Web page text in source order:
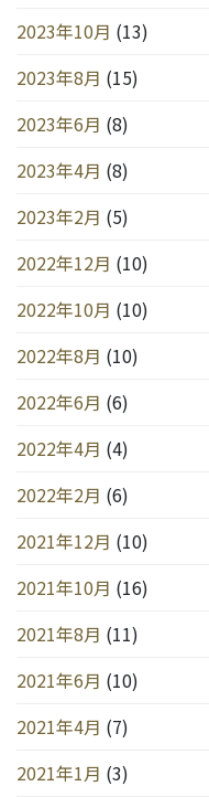
2023年10月 (13)
2023年8月 (15)
2023年6月 (8)
2023年4月 (8)
2023年2月 (5)
2022年12月 (10)
2022年10月 (10)
2022年8月 (10)
2022年6月 (6)
2022年4月 (4)
2022年2月 (6)
2021年12月 (10)
2021年10月 (16)
2021年8月 (11)
2021年6月 (10)
2021年4月 (7)
2021年1月 (3)